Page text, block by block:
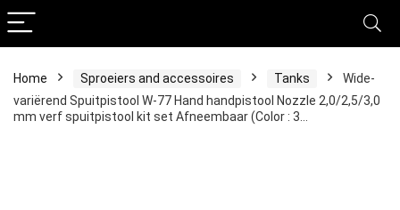
Home Sproeiers and accessoires Tanks
Wide-
variërend Spuitpistool W-77 Hand handpistool Nozzle 2,0/2,5/3,0
mm verf spuitpistool kit set Afneembaar (Color : 3…